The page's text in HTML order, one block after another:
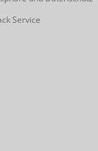
Service